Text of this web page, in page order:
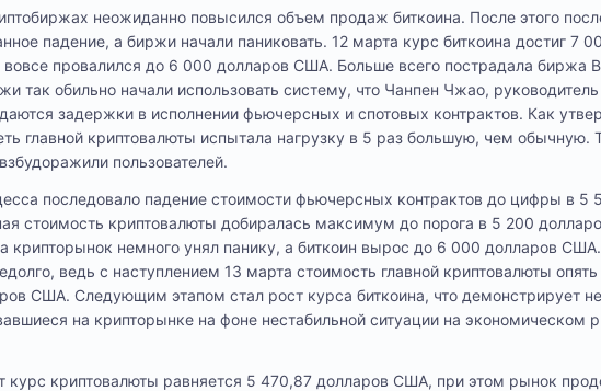
неожиданно повысился объем продаж биткоина. После этого
падение, а биржи начали паниковать. 12 марта курс биткоина достиг 7
провалился до 6 000 долларов США. Больше всего пострадала биржа
так обильно начали использовать систему, что Чанпен Чжао,
задержки в исполнении фьючерсных и спотовых контрактов. Как
главной криптовалюты испытала нагрузку в 5 раз большую, чем обычную.
пользователей.
последовало падение стоимости фьючерсных контрактов до цифры в 5
стоимость криптовалюты добиралась максимум до порога в 5 200
крипторынок немного унял панику, а биткоин вырос до 6 000 долларов
ведь с наступлением 13 марта стоимость главной криптовалюты
США. Следующим этапом стал рост курса биткоина, что демонстрирует
на крипторынке на фоне нестабильной ситуации на экономическом
курс криптовалюты равняется 5 470,87 долларов США, при этом рынок